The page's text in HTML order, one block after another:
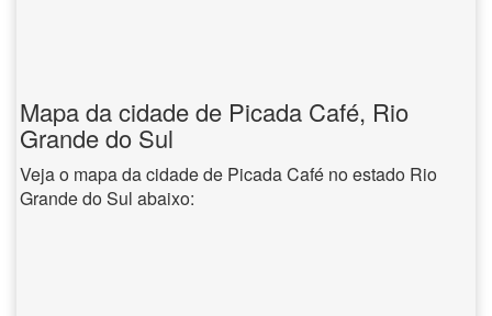
Mapa da cidade de Picada Café, Rio
Grande do Sul
Veja o mapa da cidade de Picada Café no estado Rio
Grande do Sul abaixo: